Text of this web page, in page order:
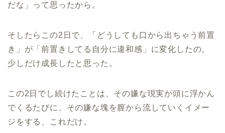
だな」って思ったから。
そしたらこの2日で、「どうしても口から出ちゃう前置
き」が「前置きしてる自分に違和感」に変化したの。
少しだけ成長したと思った。
この2日でし続けたことは、その嫌な現実が頭に浮かん
でくるたびに、その嫌な塊を膣から流していくイメー
ジをする、これだけ。